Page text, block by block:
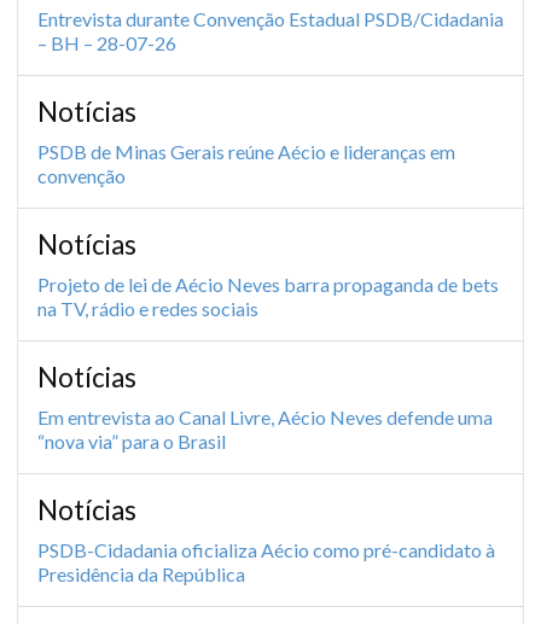
Entrevista durante Convenção Estadual PSDB/Cidadania
– BH – 28-07-26
Notícias
PSDB de Minas Gerais reúne Aécio e lideranças em
convenção
Notícias
Projeto de lei de Aécio Neves barra propaganda de bets
na TV, rádio e redes sociais
Notícias
Em entrevista ao Canal Livre, Aécio Neves defende uma
“nova via” para o Brasil
Notícias
PSDB-Cidadania oficializa Aécio como pré-candidato à
Presidência da República